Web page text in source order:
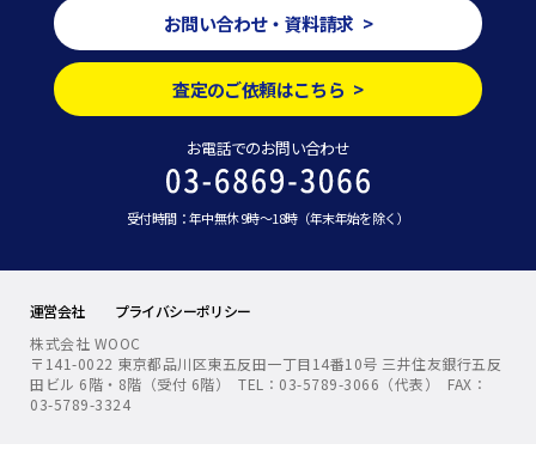
お問い合わせ・資料請求 >
査定のご依頼はこちら >
お電話でのお問い合わせ
受付時間：年中無休 9時～18時（年末年始を除く）
運営会社
プライバシーポリシー
株式会社 WOOC
〒141-0022 東京都品川区東五反田一丁目14番10号 三井住友銀行五反
田ビル 6階・8階（受付 6階） TEL：03-5789-3066（代表） FAX：
03-5789-3324